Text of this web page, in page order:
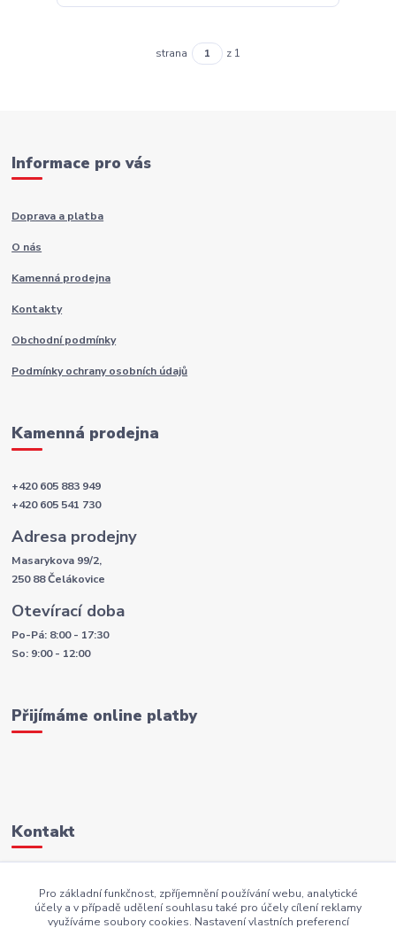
strana z 1
Informace pro vás
Doprava a platba
O nás
Kamenná prodejna
Kontakty
Obchodní podmínky
Podmínky ochrany osobních údajů
Kamenná prodejna
+420 605 883 949
+420 605 541 730
Adresa prodejny
Masarykova 99/2,
250 88 Čelákovice
Otevírací doba
Po-Pá: 8:00 - 17:30
So: 9:00 - 12:00
Přijímáme online platby
Kontakt
AKI.BS@seznam.cz
Pro základní funkčnost, zpříjemnění používání webu, analytické
účely a v případě udělení souhlasu také pro účely cílení reklamy
využíváme soubory cookies. Nastavení vlastních preferencí